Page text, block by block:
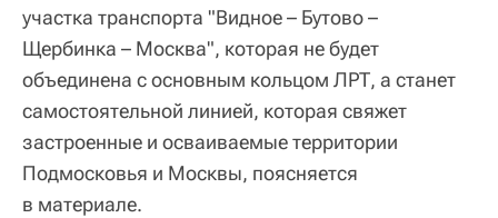
участка транспорта "Видное – Бутово –
Щербинка – Москва", которая не будет
объединена с основным кольцом ЛРТ, а станет
самостоятельной линией, которая свяжет
застроенные и осваиваемые территории
Подмосковья и Москвы, поясняется
в материале.